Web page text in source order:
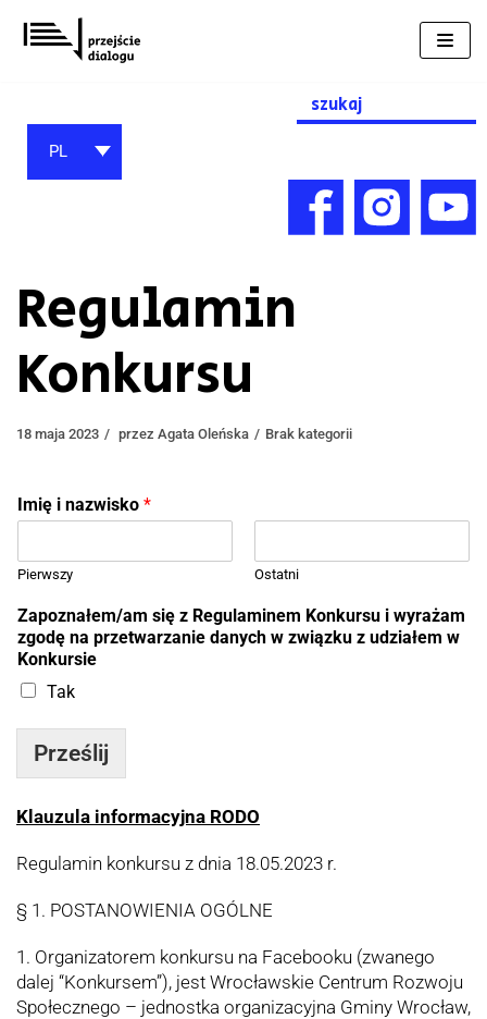
Przejdź
do
Search
for:
PL
Regulamin
Konkursu
18 maja 2023 przez Agata Oleńska Brak kategorii
Imię i nazwisko *
Pierwszy Ostatni
Zapoznałem/am się z Regulaminem Konkursu i wyrażam
zgodę na przetwarzanie danych w związku z udziałem w
Konkursie
Tak
Prześlij
Klauzula informacyjna RODO
Regulamin konkursu z dnia 18.05.2023 r.
§ 1. POSTANOWIENIA OGÓLNE
1. Organizatorem konkursu na Facebooku (zwanego
dalej “Konkursem”), jest Wrocławskie Centrum Rozwoju
Społecznego – jednostka organizacyjna Gminy Wrocław,